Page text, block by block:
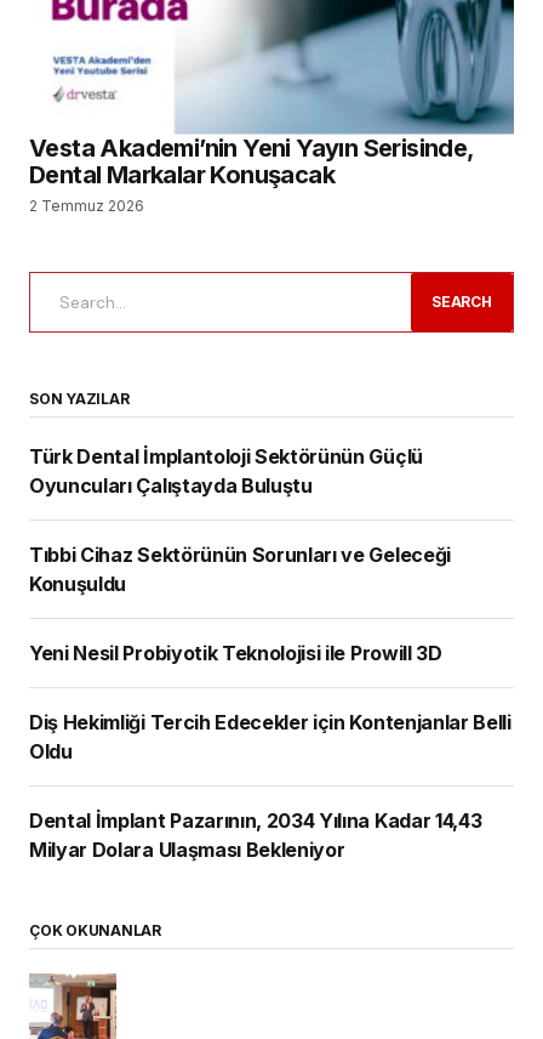
Vesta Akademi’nin Yeni Yayın Serisinde,
Dental Markalar Konuşacak
2 Temmuz 2026
SEARCH
SON YAZILAR
Türk Dental İmplantoloji Sektörünün Güçlü
Oyuncuları Çalıştayda Buluştu
Tıbbi Cihaz Sektörünün Sorunları ve Geleceği
Konuşuldu
Yeni Nesil Probiyotik Teknolojisi ile Prowill 3D
Diş Hekimliği Tercih Edecekler için Kontenjanlar Belli
Oldu
Dental İmplant Pazarının, 2034 Yılına Kadar 14,43
Milyar Dolara Ulaşması Bekleniyor
ÇOK OKUNANLAR